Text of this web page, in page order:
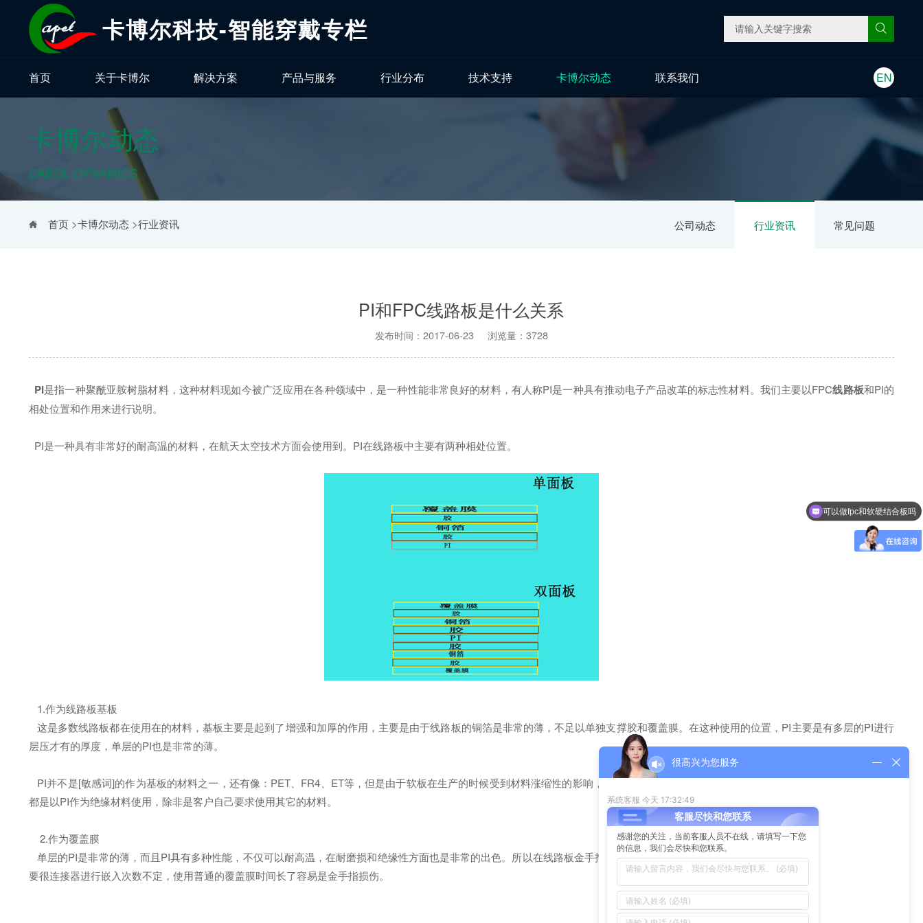
卡博尔科技-智能穿戴专栏
首页 关于卡博尔 解决方案 产品与服务 行业分布 技术支持 卡博尔动态 联系我们 EN
卡博尔动态
CABOL DYNAMICS
公司动态 行业资讯 常见问题
首页>卡博尔动态>行业资讯
PI和FPC线路板是什么关系
发布时间：2017-06-23 浏览量：3728
PI是指一种聚酰亚胺树脂材料，这种材料现如今被广泛应用在各种领域中，是一种性能非常良好的材料，有人称PI是一种具有推动电子产品改革的标志性材料。我们主要以FPC线路板和PI的
相处位置和作用来进行说明。
PI是一种具有非常好的耐高温的材料，在航天太空技术方面会使用到。PI在线路板中主要有两种相处位置。
1.作为线路板基板
这是多数线路板都在使用在的材料，基板主要是起到了增强和加厚的作用，主要是由于线路板的铜箔是非常的薄，不足以单独支撑胶和覆盖膜。在这种使用的位置，PI主要是有多层的PI进行
层压才有的厚度，单层的PI也是非常的薄。
PI并不是[敏感词]的作为基板的材料之一，还有像：PET、FR4、ET等，但是由于软板在生产的时候受到材料涨缩性的影响，为了生产的良率和效率等问题在生产FPC柔性电路板的时候多数
都是以PI作为绝缘材料使用，除非是客户自己要求使用其它的材料。
2.作为覆盖膜
单层的PI是非常的薄，而且PI具有多种性能，不仅可以耐高温，在耐磨损和绝缘性方面也是非常的出色。所以在线路板金手指的地方，经常会使用PI充当保护膜的角色，主要是由于金手指需
要很连接器进行嵌入次数不定，使用普通的覆盖膜时间长了容易是金手指损伤。
可以做fpc和软硬结合板吗
很高兴为您服务